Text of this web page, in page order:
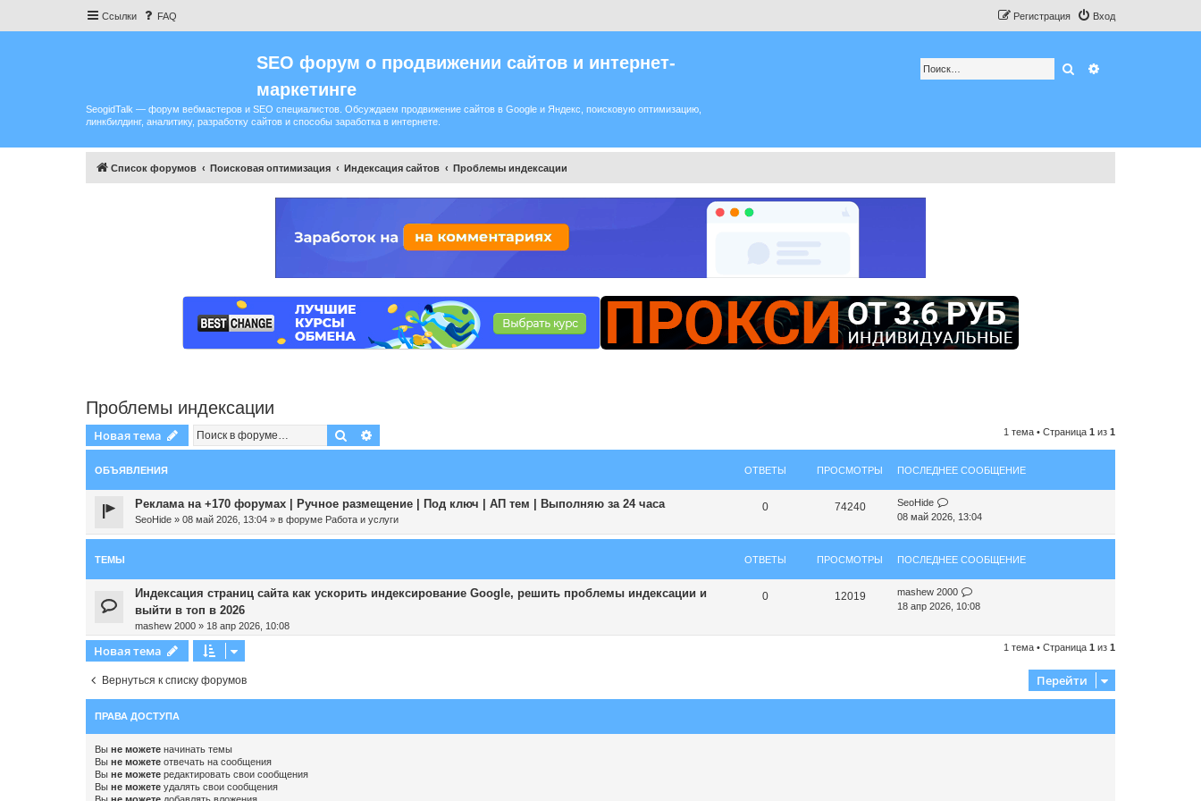
Ссылки FAQ Вход
Регистрация
SEO форум о продвижении сайтов и интернет-
маркетинге
SeogidTalk — форум вебмастеров и SEO специалистов. Обсуждаем продвижение сайтов в Google и Яндекс, поисковую оптимизацию,
линкбилдинг, аналитику, разработку сайтов и способы заработка в интернете.
Поиск
Список форумов Поисковая оптимизация Индексация сайтов Проблемы индексации
Проблемы индексации
Новая тема Поиск 1 тема • Страница 1 из 1
ОБЪЯВЛЕНИЯ ОТВЕТЫ ПРОСМОТРЫ ПОСЛЕДНЕЕ СООБЩЕНИЕ
Реклама на +170 форумах | Ручное размещение | Под ключ | АП тем | Выполняю за 24 часа
SeoHide » 08 май 2026, 13:04 » в форуме Работа и услуги
0 74240
SeoHide
08 май 2026, 13:04
ТЕМЫ ОТВЕТЫ ПРОСМОТРЫ ПОСЛЕДНЕЕ СООБЩЕНИЕ
Индексация страниц сайта как ускорить индексирование Google, решить проблемы индексации и
выйти в топ в 2026
mashew 2000 » 18 апр 2026, 10:08
0 12019
mashew 2000
18 апр 2026, 10:08
Новая тема 1 тема • Страница 1 из 1
Вернуться к списку форумов Перейти
ПРАВА ДОСТУПА
Вы не можете начинать темы
Вы не можете отвечать на сообщения
Вы не можете редактировать свои сообщения
Вы не можете удалять свои сообщения